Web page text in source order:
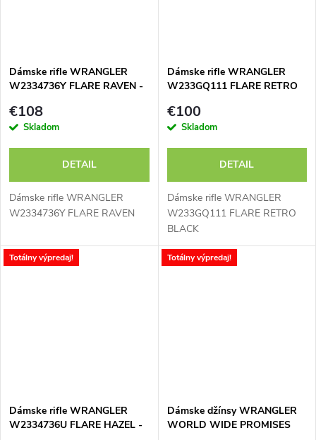
Dámske rifle WRANGLER
W2334736Y FLARE RAVEN -
€108
Skladom
DETAIL
Dámske rifle WRANGLER
W2334736Y FLARE RAVEN
Dámske rifle WRANGLER
W233GQ111 FLARE RETRO
€100
Skladom
DETAIL
Dámske rifle WRANGLER
W233GQ111 FLARE RETRO
BLACK
Totálny výpredaj!
Dámske rifle WRANGLER
W2334736U FLARE HAZEL -
Totálny výpredaj!
Dámske džínsy WRANGLER
WORLD WIDE PROMISES